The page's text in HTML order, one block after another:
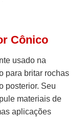
Cônico
usado na
para britar rochas
posterior. Seu
materiais de
aplicações